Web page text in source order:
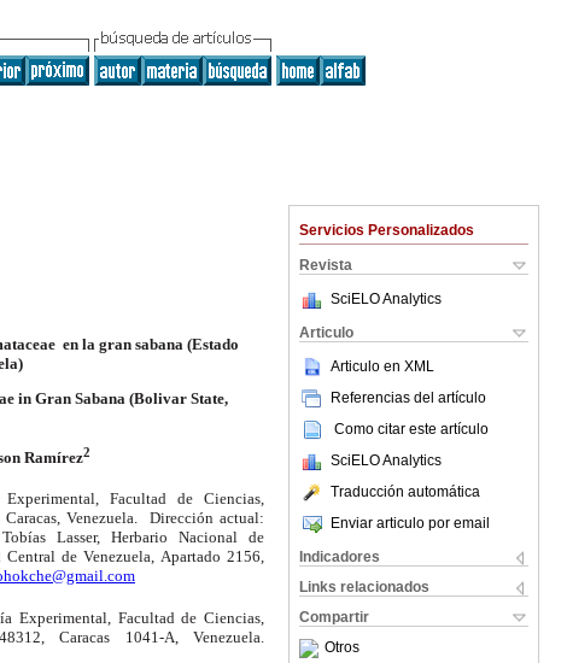
Servicios Personalizados
Revista
SciELO Analytics
Articulo
Articulo en XML
Referencias del artículo
Como citar este artículo
SciELO Analytics
Traducción automática
Enviar articulo por email
Indicadores
Links relacionados
Compartir
Otros
en la gran sabana (Estado
in Gran Sabana (Bolivar State,
Ramírez2
Facultad de Ciencias,
Venezuela.
Dirección actual:
Lasser, Herbario Nacional de
de Venezuela, Apartado 2156,
Experimental, Facultad de Ciencias,
Caracas 1041-A, Venezuela.